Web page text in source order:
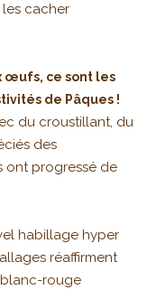
cacher
œufs, ce sont les
de Pâques !
du croustillant, du
des
ont progressé de
habillage hyper
réaffirment
rouge